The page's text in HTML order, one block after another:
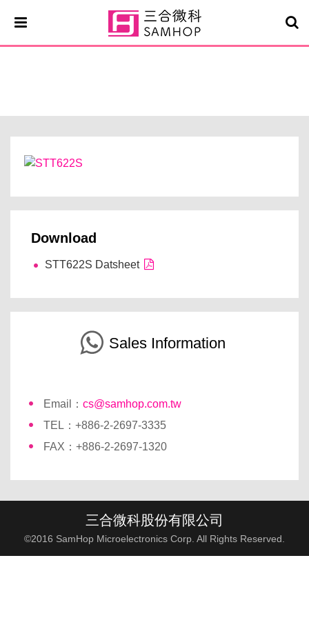
Download
STT622S Datsheet
Sales Information
Email： cs@samhop.com.tw
TEL：+886-2-2697-3335
FAX：+886-2-2697-1320
三合微科股份有限公司
©2016 SamHop Microelectronics Corp. All Rights Reserved.